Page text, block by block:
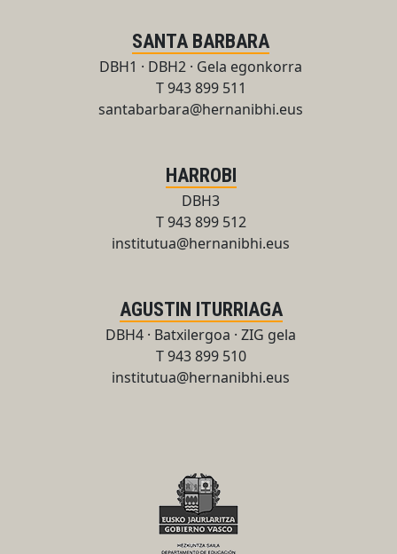
SANTA BARBARA
DBH1 · DBH2 · Gela egonkorra
T 943 899 511
santabarbara@hernanibhi.eus
HARROBI
DBH3
T 943 899 512
institutua@hernanibhi.eus
AGUSTIN ITURRIAGA
DBH4 · Batxilergoa · ZIG gela
T 943 899 510
institutua@hernanibhi.eus